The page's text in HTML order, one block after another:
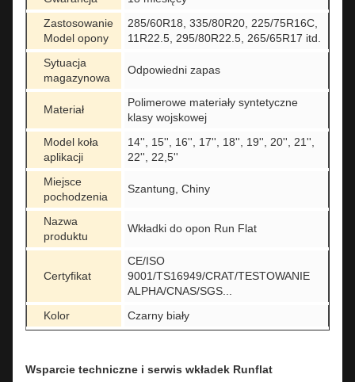
Zastosowanie
Model opony
285/60R18, 335/80R20, 225/75R16C,
11R22.5, 295/80R22.5, 265/65R17 itd.
Sytuacja
magazynowa
Odpowiedni zapas
Materiał
Polimerowe materiały syntetyczne
klasy wojskowej
Model koła
aplikacji
14'', 15'', 16'', 17'', 18'', 19'', 20'', 21'',
22'', 22,5''
Miejsce
pochodzenia
Szantung, Chiny
Nazwa
produktu
Wkładki do opon Run Flat
Certyfikat
CE/ISO
9001/TS16949/CRAT/TESTOWANIE
ALPHA/CNAS/SGS...
Kolor
Czarny biały
Wsparcie techniczne i serwis wkładek Runflat